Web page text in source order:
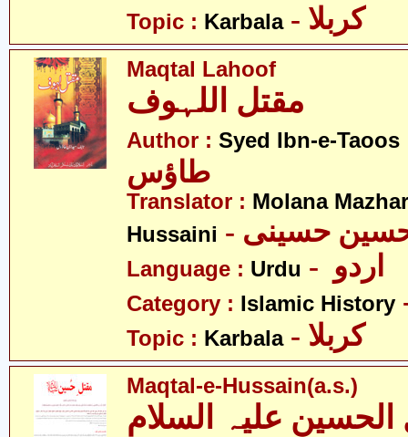
Topic : Karbala - کربلا
Maqtal Lahoof
Author : Syed Ibn-e-Taoos
طاؤس
Translator : Molana
Hussaini
حسین حسینی
Language : Urdu
Category : Islamic History
Topic : Karbala - کربلا
Maqtal-e-Hussain(a.s.)
الحسین علیہ السلام